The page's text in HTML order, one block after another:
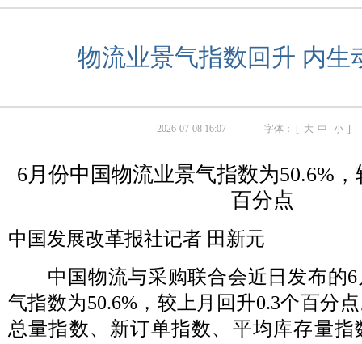
物流业景气指数回升 内生
2026-07-08 16:07 字体： [ 大 中 小 ]
6月份中国物流业景气指数为50.6%
百分点
中国发展改革报社记者 田新元
中国物流与采购联合会近日发布的6
气指数为50.6%，较上月回升0.3个百分
总量指数、新订单指数、平均库存量